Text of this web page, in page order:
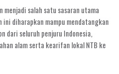
salah satu sasaran utama
diharapkan mampu mendatangkan
dari seluruh penjuru Indonesia,
alam serta kearifan lokal NTB ke